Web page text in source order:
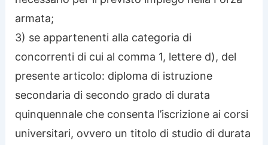
armata;
3) se appartenenti alla categoria di
concorrenti di cui al comma 1, lettere d), del
presente articolo: diploma di istruzione
secondaria di secondo grado di durata
quinquennale che consenta l’iscrizione ai corsi
universitari, ovvero un titolo di studio di durata